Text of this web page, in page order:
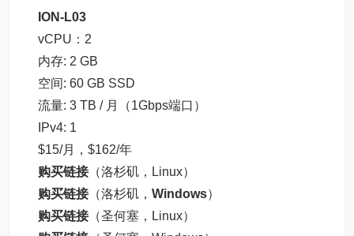
ION-L03
vCPU：2
内存: 2 GB
空间: 60 GB SSD
流量: 3 TB / 月（1Gbps端口）
IPv4: 1
$15/月，$162/年
购买链接（洛杉矶，Linux）
购买链接（洛杉矶， Windows）
购买链接（圣何塞，Linux）